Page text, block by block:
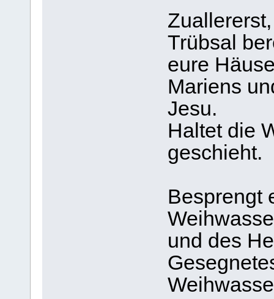
Trübsal
eure
Mariens
Jesu.
Haltet die
geschieht.
Besprengt
und des